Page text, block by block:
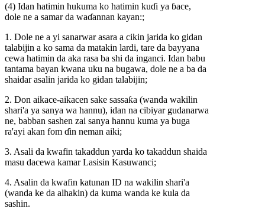
(4) Idan hatimin hukuma ko hatimin kuɗi ya ɓace,
dole ne a samar da waɗannan kayan:;
1. Dole ne a yi sanarwar asara a cikin jarida ko gidan
talabijin a ko sama da matakin lardi, tare da bayyana
cewa hatimin da aka rasa ba shi da inganci. Idan babu
tantama bayan kwana uku na bugawa, dole ne a ba da
shaidar asalin jarida ko gidan talabijin;
2. Don aikace-aikacen sake sassaƙa (wanda wakilin
shari'a ya sanya wa hannu), idan na cibiyar gudanarwa
ne, babban sashen zai sanya hannu kuma ya buga
ra'ayi akan fom ɗin neman aiki;
3. Asali da kwafin takaddun yarda ko takaddun shaida
masu dacewa kamar Lasisin Kasuwanci;
4. Asalin da kwafin katunan ID na wakilin shari'a
(wanda ke da alhakin) da kuma wanda ke kula da
sashin.